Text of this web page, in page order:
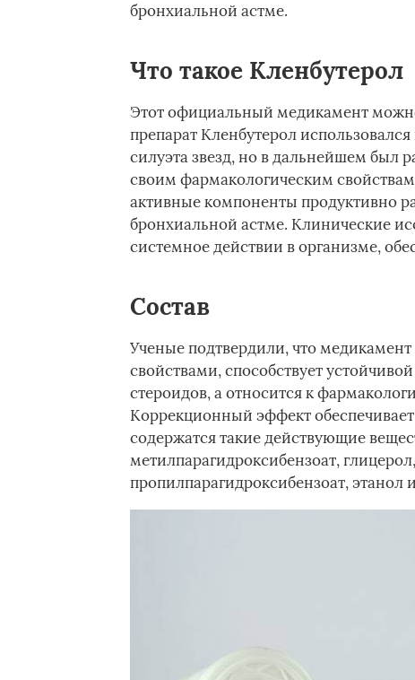
бронхиальной астме.
Что такое Кленбутерол
Этот официальный медикамент
препарат Кленбутерол
силуэта звезд, но в дальнейшем был
своим фармакологическим
активные компоненты продуктивно
бронхиальной астме. Клинические
системное действии в организме,
Состав­
Ученые подтвердили, что
свойствами, способствует
стероидов, а относится к
Коррекционный эффект
содержатся такие действующие
метилпарагидроксибензоат,
пропилпарагидроксибензоат, этанол